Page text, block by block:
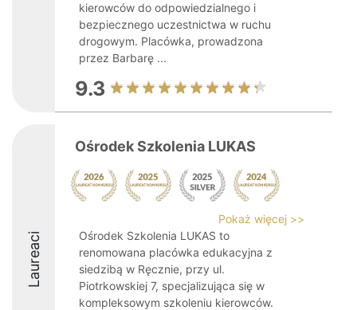
kierowców do odpowiedzialnego i
bezpiecznego uczestnictwa w ruchu
drogowym. Placówka, prowadzona
przez Barbarę ...
9.3
Laureaci
Ośrodek Szkolenia LUKAS
Pokaż więcej >>
Ośrodek Szkolenia LUKAS to
renomowana placówka edukacyjna z
siedzibą w Ręcznie, przy ul.
Piotrkowskiej 7, specjalizująca się w
kompleksowym szkoleniu kierowców.